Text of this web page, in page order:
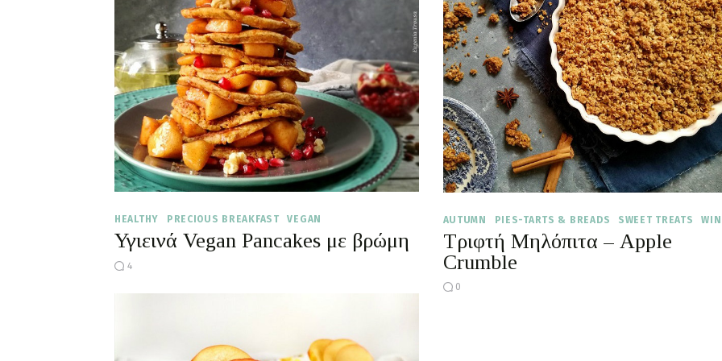
HEALTHY PRECIOUS BREAKFAST VEGAN
Υγιεινά Vegan Pancakes με βρώμη
4
AUTUMN PIES-TARTS & BREADS SWEET TREATS
Τριφτή Μηλόπιτα – Apple
Crumble
0